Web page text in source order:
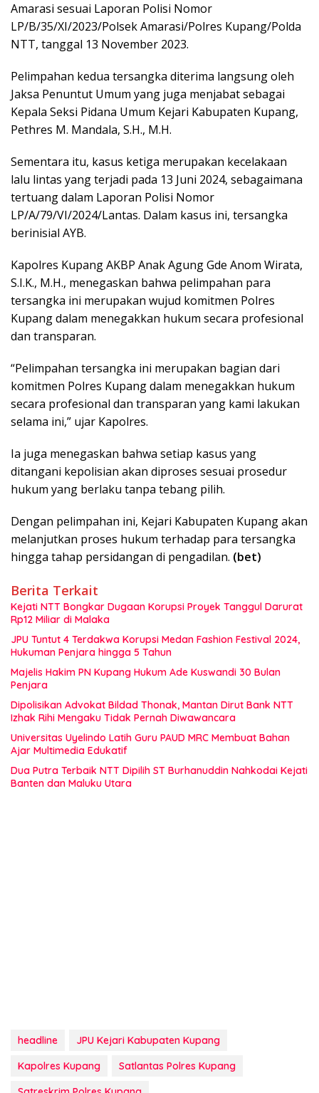
Amarasi sesuai Laporan Polisi Nomor
LP/B/35/XI/2023/Polsek Amarasi/Polres Kupang/Polda
NTT, tanggal 13 November 2023.
Pelimpahan kedua tersangka diterima langsung oleh
Jaksa Penuntut Umum yang juga menjabat sebagai
Kepala Seksi Pidana Umum Kejari Kabupaten Kupang,
Pethres M. Mandala, S.H., M.H.
Sementara itu, kasus ketiga merupakan kecelakaan
lalu lintas yang terjadi pada 13 Juni 2024, sebagaimana
tertuang dalam Laporan Polisi Nomor
LP/A/79/VI/2024/Lantas. Dalam kasus ini, tersangka
berinisial AYB.
Kapolres Kupang AKBP Anak Agung Gde Anom Wirata,
S.I.K., M.H., menegaskan bahwa pelimpahan para
tersangka ini merupakan wujud komitmen Polres
Kupang dalam menegakkan hukum secara profesional
dan transparan.
“Pelimpahan tersangka ini merupakan bagian dari
komitmen Polres Kupang dalam menegakkan hukum
secara profesional dan transparan yang kami lakukan
selama ini,” ujar Kapolres.
Ia juga menegaskan bahwa setiap kasus yang
ditangani kepolisian akan diproses sesuai prosedur
hukum yang berlaku tanpa tebang pilih.
Dengan pelimpahan ini, Kejari Kabupaten Kupang akan
melanjutkan proses hukum terhadap para tersangka
hingga tahap persidangan di pengadilan. (bet)
Berita Terkait
Kejati NTT Bongkar Dugaan Korupsi Proyek Tanggul Darurat
Rp12 Miliar di Malaka
JPU Tuntut 4 Terdakwa Korupsi Medan Fashion Festival 2024,
Hukuman Penjara hingga 5 Tahun
Majelis Hakim PN Kupang Hukum Ade Kuswandi 30 Bulan
Penjara
Dipolisikan Advokat Bildad Thonak, Mantan Dirut Bank NTT
Izhak Rihi Mengaku Tidak Pernah Diwawancara
Universitas Uyelindo Latih Guru PAUD MRC Membuat Bahan
Ajar Multimedia Edukatif
Dua Putra Terbaik NTT Dipilih ST Burhanuddin Nahkodai Kejati
Banten dan Maluku Utara
headline
JPU Kejari Kabupaten Kupang
Kapolres Kupang
Satlantas Polres Kupang